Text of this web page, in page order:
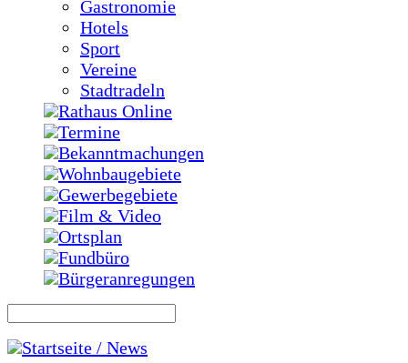
Gastronomie
Hotels
Sport
Vereine
Stadtradeln
Rathaus Online
Termine
Bekanntmachungen
Wohnbaugebiete
Gewerbegebiete
Film & Video
Ortsplan
Fundbüro
Bürgeranregungen
Startseite / News